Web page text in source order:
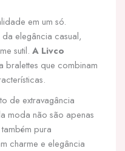
em um só.
da elegância casual,
sutil. A Livco
bralettes que combinam
de extravagância
moda não são apenas
pura
charme e elegância